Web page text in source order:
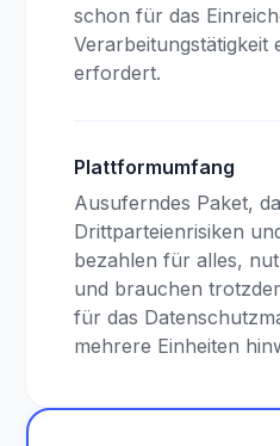
schon für das
Verarbeitungstätigkeit
erfordert.
Plattformumfang
Ausuferndes Paket,
Drittparteienrisiken
bezahlen für alles,
und brauchen
für das
mehrere Einheiten